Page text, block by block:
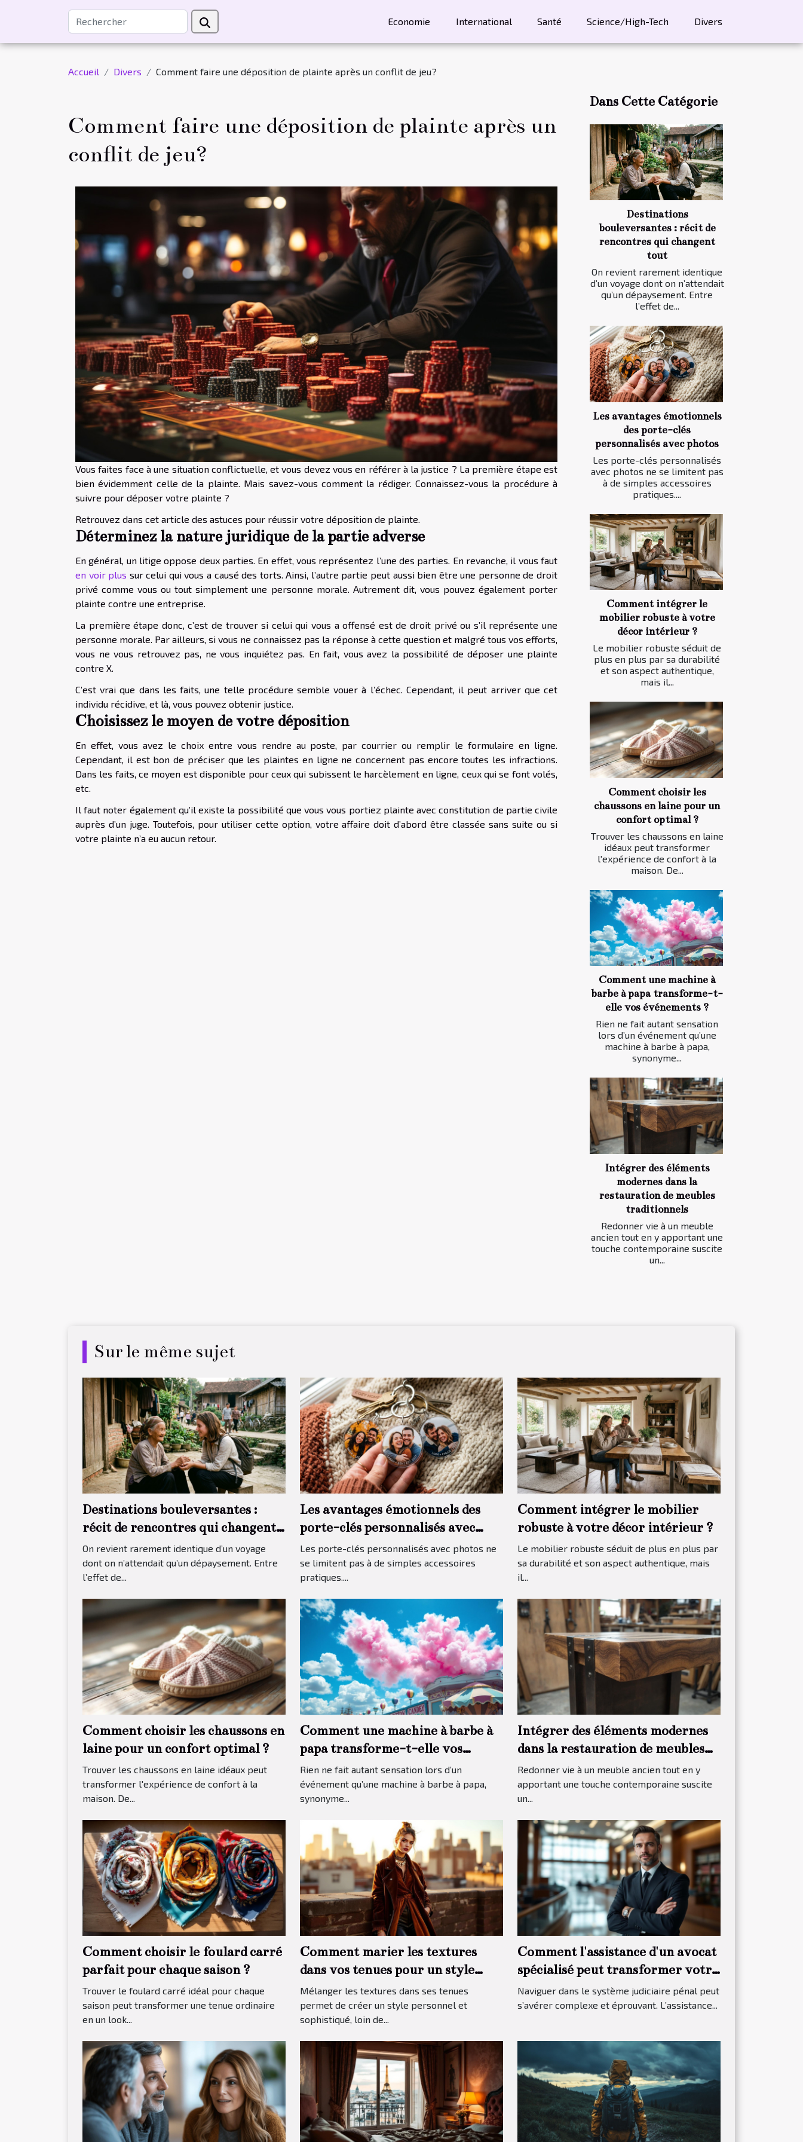
Economie International Santé Science/High-Tech Divers
Accueil Divers Comment faire une déposition de plainte après un conflit de jeu?
Comment faire une déposition de plainte après un
conflit de jeu?
Vous faites face à une situation conflictuelle, et vous devez vous en référer à la justice ? La première étape est
bien évidemment celle de la plainte. Mais savez-vous comment la rédiger. Connaissez-vous la procédure à
suivre pour déposer votre plainte ?
Retrouvez dans cet article des astuces pour réussir votre déposition de plainte.
Déterminez la nature juridique de la partie adverse
En général, un litige oppose deux parties. En effet, vous représentez l’une des parties. En revanche, il vous faut
en voir plus sur celui qui vous a causé des torts. Ainsi, l’autre partie peut aussi bien être une personne de droit
privé comme vous ou tout simplement une personne morale. Autrement dit, vous pouvez également porter
plainte contre une entreprise.
La première étape donc, c’est de trouver si celui qui vous a offensé est de droit privé ou s’il représente une
personne morale. Par ailleurs, si vous ne connaissez pas la réponse à cette question et malgré tous vos efforts,
vous ne vous retrouvez pas, ne vous inquiétez pas. En fait, vous avez la possibilité de déposer une plainte
contre X.
C’est vrai que dans les faits, une telle procédure semble vouer à l’échec. Cependant, il peut arriver que cet
individu récidive, et là, vous pouvez obtenir justice.
Choisissez le moyen de votre déposition
En effet, vous avez le choix entre vous rendre au poste, par courrier ou remplir le formulaire en ligne.
Cependant, il est bon de préciser que les plaintes en ligne ne concernent pas encore toutes les infractions.
Dans les faits, ce moyen est disponible pour ceux qui subissent le harcèlement en ligne, ceux qui se font volés,
etc.
Il faut noter également qu’il existe la possibilité que vous vous portiez plainte avec constitution de partie civile
auprès d’un juge. Toutefois, pour utiliser cette option, votre affaire doit d’abord être classée sans suite ou si
votre plainte n’a eu aucun retour.
Dans Cette Catégorie
Destinations
bouleversantes : récit de
rencontres qui changent
tout
On revient rarement identique
d’un voyage dont on n’attendait
qu’un dépaysement. Entre
l’effet de...
Les avantages émotionnels
des porte-clés
personnalisés avec photos
Les porte-clés personnalisés
avec photos ne se limitent pas
à de simples accessoires
pratiques....
Comment intégrer le
mobilier robuste à votre
décor intérieur ?
Le mobilier robuste séduit de
plus en plus par sa durabilité
et son aspect authentique,
mais il...
Comment choisir les
chaussons en laine pour un
confort optimal ?
Trouver les chaussons en laine
idéaux peut transformer
l'expérience de confort à la
maison. De...
Comment une machine à
barbe à papa transforme-t-
elle vos événements ?
Rien ne fait autant sensation
lors d’un événement qu’une
machine à barbe à papa,
synonyme...
Intégrer des éléments
modernes dans la
restauration de meubles
traditionnels
Redonner vie à un meuble
ancien tout en y apportant une
touche contemporaine suscite
un...
Sur le même sujet
Destinations bouleversantes :
récit de rencontres qui changent
tout
On revient rarement identique d’un voyage
dont on n’attendait qu’un dépaysement. Entre
l’effet de...
Les avantages émotionnels des
porte-clés personnalisés avec
photos
Les porte-clés personnalisés avec photos ne
se limitent pas à de simples accessoires
pratiques....
Comment intégrer le mobilier
robuste à votre décor intérieur ?
Le mobilier robuste séduit de plus en plus par
sa durabilité et son aspect authentique, mais
il...
Comment choisir les chaussons en
laine pour un confort optimal ?
Trouver les chaussons en laine idéaux peut
transformer l'expérience de confort à la
maison. De...
Comment une machine à barbe à
papa transforme-t-elle vos
événements ?
Rien ne fait autant sensation lors d’un
événement qu’une machine à barbe à papa,
synonyme...
Intégrer des éléments modernes
dans la restauration de meubles
traditionnels
Redonner vie à un meuble ancien tout en y
apportant une touche contemporaine suscite
un...
Comment choisir le foulard carré
parfait pour chaque saison ?
Trouver le foulard carré idéal pour chaque
saison peut transformer une tenue ordinaire
en un look...
Comment marier les textures
dans vos tenues pour un style
unique ?
Mélanger les textures dans ses tenues
permet de créer un style personnel et
sophistiqué, loin de...
Comment l'assistance d'un avocat
spécialisé peut transformer votre
procès pénal ?
Naviguer dans le système judiciaire pénal peut
s’avérer complexe et éprouvant. L’assistance...